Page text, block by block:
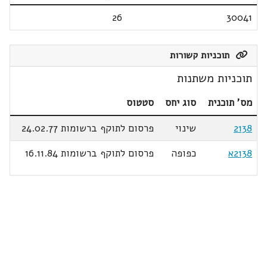
30041
26
תוכניות קשורות
תוכניות משתנות
מס' תוכנית סוג יחס
סטטוס
2138
שינוי
פרסום לתוקף ברשומות 24.02.77
2138א
כפופה פרסום לתוקף ברשומות 16.11.84